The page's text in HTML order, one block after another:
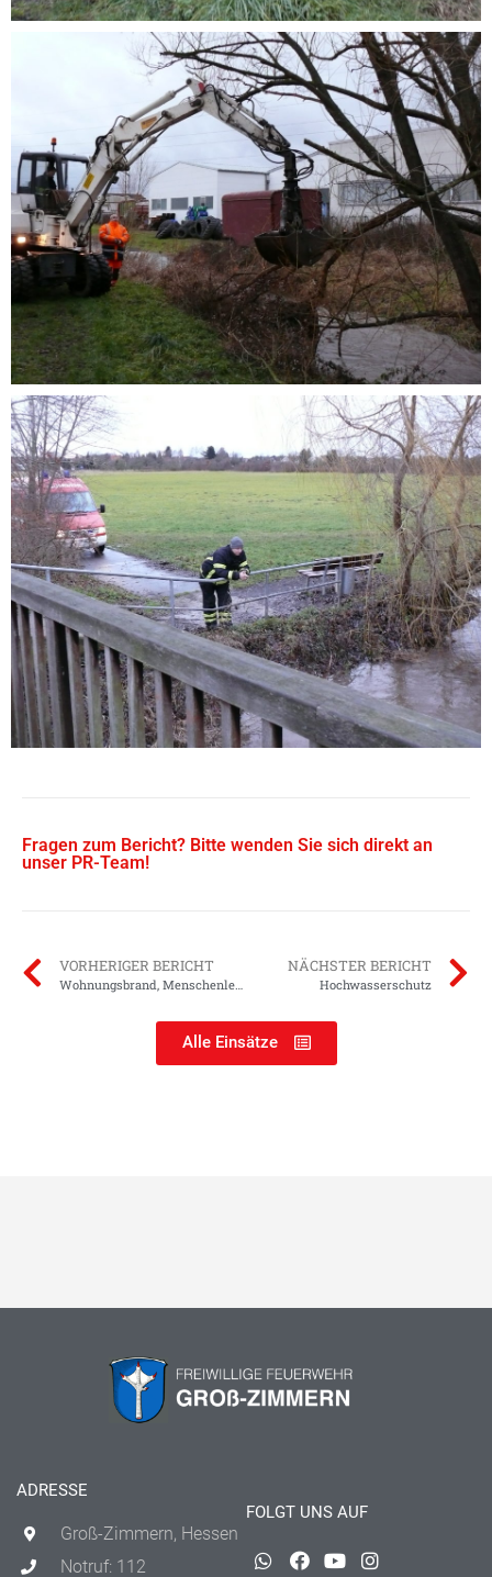
Fragen zum Bericht? Bitte wenden Sie sich direkt an
unser PR-Team!
VORHERIGER BERICHT
Wohnungsbrand, Menschenleben in Gefahr
NÄCHSTER BERICHT
Hochwasserschutz
Alle Einsätze
ADRESSE
Groß-Zimmern, Hessen
Notruf: 112
FOLGT UNS AUF